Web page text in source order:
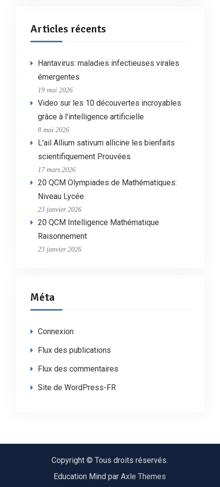
Articles récents
Hantavirus: maladies infectieuses virales
émergentes
19 mai 2026
Video sur les 10 découvertes incroyables
grâce à l'intelligence artificielle
8 mai 2026
L'ail Allium sativum allicine les bienfaits
scientifiquement Prouvées
17 mars 2026
20 QCM Olympiades de Mathématiques:
Niveau Lycée
23 janvier 2026
20 QCM Intelligence Mathématique
Raisonnement
23 janvier 2026
Méta
Connexion
Flux des publications
Flux des commentaires
Site de WordPress-FR
Copyright © Tous droits réservés.
Education Mind parAxle Themes